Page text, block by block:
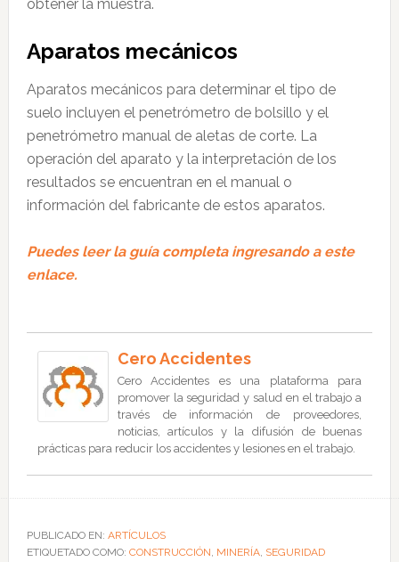
obtener la muestra.
Aparatos mecánicos
Aparatos mecánicos para determinar el tipo de
suelo incluyen el penetrómetro de bolsillo y el
penetrómetro manual de aletas de corte. La
operación del aparato y la interpretación de los
resultados se encuentran en el manual o
información del fabricante de estos aparatos.
Puedes leer la guía completa ingresando a este
enlace.
Cero Accidentes
Cero Accidentes es una plataforma para
promover la seguridad y salud en el trabajo a
través de información de proveedores,
noticias, artículos y la difusión de buenas
prácticas para reducir los accidentes y lesiones en el trabajo.
PUBLICADO EN: ARTÍCULOS
ETIQUETADO COMO: CONSTRUCCIÓN, MINERÍA, SEGURIDAD